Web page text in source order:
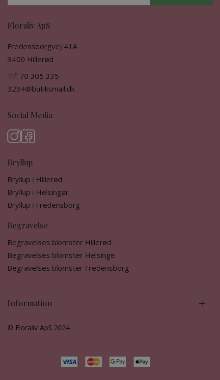
Floraliv ApS
Fredensborgvej 41A
3400 Hillerød
Tlf: 70 305 335
3234@butiksmail.dk
Information
Social Media
Bryllup
Bryllup i Hillerød
Bryllup i Helsingør
Bryllup i Fredensborg
Begravelse
Begravelses blomster Hillerød
Begravelses blomster Helsinge
Begravelses blomster Fredensborg
© Floraliv ApS 2024